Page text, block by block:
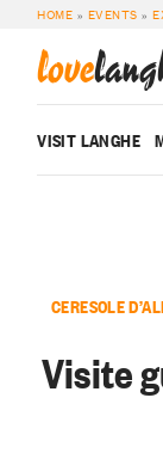
HOME » EVENTS »
love
VISIT LANGHE
CERESOLE
Visite